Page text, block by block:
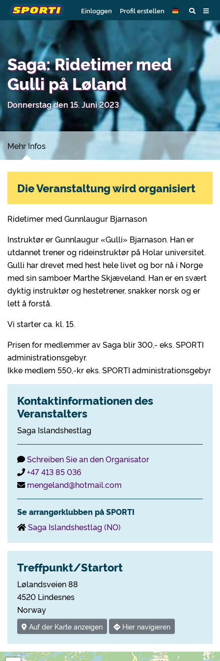
Einloggen Profil erstellen
Saga: Ridetimer med
Gulli på Løland
Donnerstag den 15. Juni 2023
Mehr Infos
Ridetimer med Gunnlaugur Bjarnason
Instruktør er Gunnlaugur «Gulli» Bjarnason. Han er
utdannet trener og rideinstruktør på Holar universitet.
Gulli har drevet med hest hele livet og bor nå i Norge
med sin samboer Marthe Skjæveland. Han er en svært
dyktig instruktør og hestetrener, snakker norsk og er
lett å forstå.
Vi starter ca. kl. 15.
Prisen for medlemmer av Saga blir 300,- eks. SPORTI
administrationsgebyr.
Ikke medlem 550,-kr eks. SPORTI administrationsgebyr
Kontaktinformationen des
Veranstalters
Saga Islandshestlag
Schreiben Sie an den Organisator
+47 413 85 036
mengeland@hotmail.com
Se arrangørklubben på SPORTI
Saga Islandshestlag (NO)
Treffpunkt/Startort
Lølandsveien 88
4520 Lindesnes
Norway
Auf der Karte anzeigen Hier navigieren
Die Veranstaltung wird organisiert